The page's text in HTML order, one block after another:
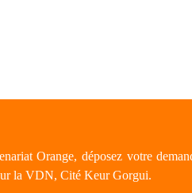
Orange, déposez votre
la VDN, Cité Keur Gorgui.